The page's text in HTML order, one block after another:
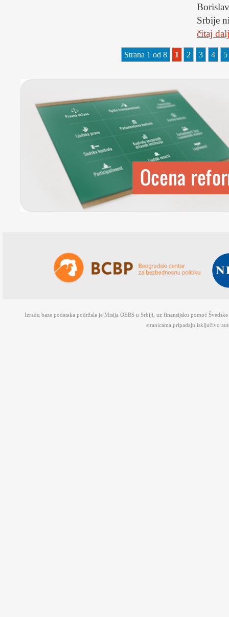
Srbije
čitaj
Strana 1 od 8 1 2 3 4 5
Izradu baze podataka podržala je Misija OEBS u Srbiji, uz finansijsku pomoć
stranicama pripadaju isključivo